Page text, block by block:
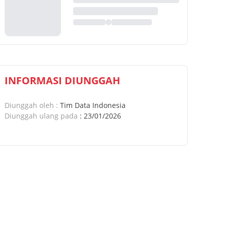
INFORMASI DIUNGGAH
Diunggah oleh : Tim Data Indonesia
Diunggah ulang pada : 23/01/2026